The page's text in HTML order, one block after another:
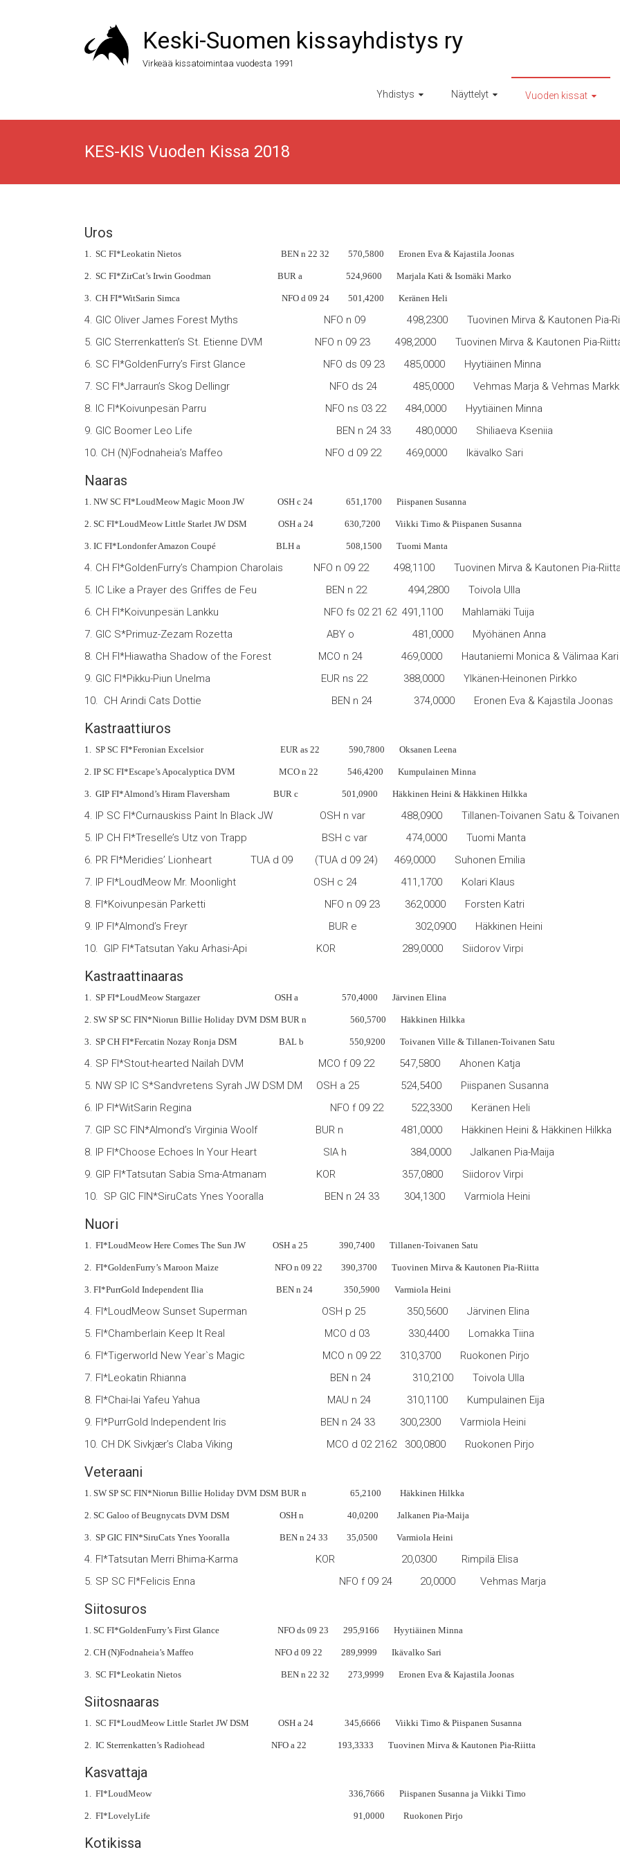
Keski-Suomen kissayhdistys ry
Virkeää kissatoimintaa vuodesta 1991
Yhdistys Näyttelyt Vuoden kissat
KES-KIS Vuoden Kissa 2018
Uros
1. SC FI*Leokatin Nietos BEN n 22 32 570,5800 Eronen Eva & Kajastila Joonas
2. SC FI*ZirCat’s Irwin Goodman BUR a 524,9600 Marjala Kati & Isomäki Marko
3. CH FI*WitSarin Simca NFO d 09 24 501,4200 Keränen Heli
4. GIC Oliver James Forest Myths NFO n 09 498,2300 Tuovinen Mirva & Kautonen Pia-
5. GIC Sterrenkatten’s St. Etienne DVM NFO n 09 23 498,2000 Tuovinen Mirva & Kautonen Pia-
6. SC FI*GoldenFurry’s First Glance NFO ds 09 23 485,0000 Hyytiäinen Minna
7. SC FI*Jarraun’s Skog Dellingr NFO ds 24 485,0000 Vehmas Marja & Vehmas
8. IC FI*Koivunpesän Parru NFO ns 03 22 484,0000 Hyytiäinen Minna
9. GIC Boomer Leo Life BEN n 24 33 480,0000 Shiliaeva Kseniia
10. CH (N)Fodnaheia’s Maffeo NFO d 09 22 469,0000 Ikävalko Sari
Naaras
1. NW SC FI*LoudMeow Magic Moon JW OSH c 24 651,1700 Piispanen Susanna
2. SC FI*LoudMeow Little Starlet JW DSM OSH a 24 630,7200 Viikki Timo & Piispanen Susanna
3. IC FI*Londonfer Amazon Coupé BLH a 508,1500 Tuomi Manta
4. CH FI*GoldenFurry’s Champion Charolais NFO n 09 22 498,1100 Tuovinen Mirva & Kautonen Pia-
5. IC Like a Prayer des Griffes de Feu BEN n 22 494,2800 Toivola Ulla
6. CH FI*Koivunpesän Lankku NFO fs 02 21 62 491,1100 Mahlamäki Tuija
7. GIC S*Primuz-Zezam Rozetta ABY o 481,0000 Myöhänen Anna
8. CH FI*Hiawatha Shadow of the Forest MCO n 24 469,0000 Hautaniemi Monica & Välimaa Kari
9. GIC FI*Pikku-Piun Unelma EUR ns 22 388,0000 Ylkänen-Heinonen Pirkko
10. CH Arindi Cats Dottie BEN n 24 374,0000 Eronen Eva & Kajastila Joonas
Kastraattiuros
1. SP SC FI*Feronian Excelsior EUR as 22 590,7800 Oksanen Leena
2. IP SC FI*Escape’s Apocalyptica DVM MCO n 22 546,4200 Kumpulainen Minna
3. GIP FI*Almond’s Hiram Flaversham BUR c 501,0900 Häkkinen Heini & Häkkinen Hilkka
4. IP SC FI*Curnauskiss Paint In Black JW OSH n var 488,0900 Tillanen-Toivanen Satu & Toivanen
5. IP CH FI*Treselle’s Utz von Trapp BSH c var 474,0000 Tuomi Manta
6. PR FI*Meridies’ Lionheart TUA d 09 (TUA d 09 24) 469,0000 Suhonen Emilia
7. IP FI*LoudMeow Mr. Moonlight OSH c 24 411,1700 Kolari Klaus
8. FI*Koivunpesän Parketti NFO n 09 23 362,0000 Forsten Katri
9. IP FI*Almond’s Freyr BUR e 302,0900 Häkkinen Heini
10. GIP FI*Tatsutan Yaku Arhasi-Api KOR 289,0000 Siidorov Virpi
Kastraattinaaras
1. SP FI*LoudMeow Stargazer OSH a 570,4000 Järvinen Elina
2. SW SP SC FIN*Niorun Billie Holiday DVM DSM BUR n 560,5700 Häkkinen Hilkka
3. SP CH FI*Fercatin Nozay Ronja DSM BAL b 550,9200 Toivanen Ville & Tillanen-Toivanen Satu
4. SP FI*Stout-hearted Nailah DVM MCO f 09 22 547,5800 Ahonen Katja
5. NW SP IC S*Sandvretens Syrah JW DSM DM OSH a 25 524,5400 Piispanen Susanna
6. IP FI*WitSarin Regina NFO f 09 22 522,3300 Keränen Heli
7. GIP SC FIN*Almond’s Virginia Woolf BUR n 481,0000 Häkkinen Heini & Häkkinen Hilkka
8. IP FI*Choose Echoes In Your Heart SIA h 384,0000 Jalkanen Pia-Maija
9. GIP FI*Tatsutan Sabia Sma-Atmanam KOR 357,0800 Siidorov Virpi
10. SP GIC FIN*SiruCats Ynes Yooralla BEN n 24 33 304,1300 Varmiola Heini
Nuori
1. FI*LoudMeow Here Comes The Sun JW OSH a 25 390,7400 Tillanen-Toivanen Satu
2. FI*GoldenFurry’s Maroon Maize NFO n 09 22 390,3700 Tuovinen Mirva & Kautonen Pia-Riitta
3. FI*PurrGold Independent Ilia BEN n 24 350,5900 Varmiola Heini
4. FI*LoudMeow Sunset Superman OSH p 25 350,5600 Järvinen Elina
5. FI*Chamberlain Keep It Real MCO d 03 330,4400 Lomakka Tiina
6. FI*Tigerworld New Year`s Magic MCO n 09 22 310,3700 Ruokonen Pirjo
7. FI*Leokatin Rhianna BEN n 24 310,2100 Toivola Ulla
8. FI*Chai-lai Yafeu Yahua MAU n 24 310,1100 Kumpulainen Eija
9. FI*PurrGold Independent Iris BEN n 24 33 300,2300 Varmiola Heini
10. CH DK Sivkjær’s Claba Viking MCO d 02 2162 300,0800 Ruokonen Pirjo
Veteraani
1. SW SP SC FIN*Niorun Billie Holiday DVM DSM BUR n 65,2100 Häkkinen Hilkka
2. SC Galoo of Beugnycats DVM DSM OSH n 40,0200 Jalkanen Pia-Maija
3. SP GIC FIN*SiruCats Ynes Yooralla BEN n 24 33 35,0500 Varmiola Heini
4. FI*Tatsutan Merri Bhima-Karma KOR 20,0300 Rimpilä Elisa
5. SP SC FI*Felicis Enna NFO f 09 24 20,0000 Vehmas Marja
Siitosuros
1. SC FI*GoldenFurry’s First Glance NFO ds 09 23 295,9166 Hyytiäinen Minna
2. CH (N)Fodnaheia’s Maffeo NFO d 09 22 289,9999 Ikävalko Sari
3. SC FI*Leokatin Nietos BEN n 22 32 273,9999 Eronen Eva & Kajastila Joonas
Siitosnaaras
1. SC FI*LoudMeow Little Starlet JW DSM OSH a 24 345,6666 Viikki Timo & Piispanen Susanna
2. IC Sterrenkatten’s Radiohead NFO a 22 193,3333 Tuovinen Mirva & Kautonen Pia-Riitta
Kasvattaja
1. FI*LoudMeow 336,7666 Piispanen Susanna ja Viikki Timo
2. FI*LovelyLife 91,0000 Ruokonen Pirjo
Kotikissa